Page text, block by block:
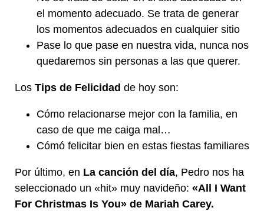
el momento adecuado. Se trata de generar
los momentos adecuados en cualquier sitio
Pase lo que pase en nuestra vida, nunca nos
quedaremos sin personas a las que querer.
LosTips de Felicidad de hoy son:
Cómo relacionarse mejor con la familia, en
caso de que me caiga mal…
Cómó felicitar bien en estas fiestas familiares
Por último, en La canción del día, Pedro nos ha
seleccionado un «hit» muy navideño:«All I Want
For Christmas Is You» de Mariah Carey.